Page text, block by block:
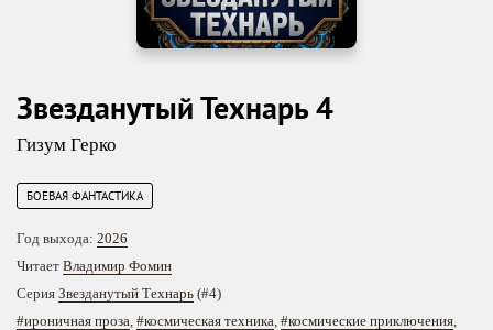
Звезданутый Технарь 4
Гизум Герко
БОЕВАЯ ФАНТАСТИКА
Год выхода: 2026
Читает Владимир Фомин
Серия Звезданутый Технарь (#4)
#ироничная проза, #космическая техника, #космические приключения,